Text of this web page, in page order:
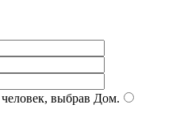
выбрав Дом.